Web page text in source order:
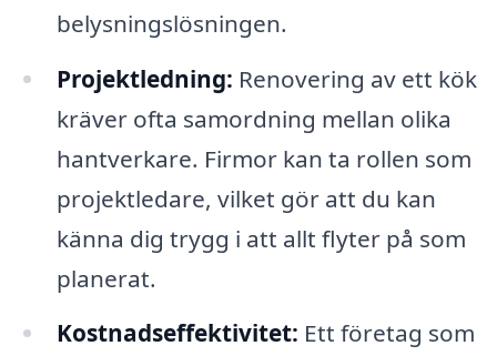
belysningslösningen.
Projektledning: Renovering av ett kök
kräver ofta samordning mellan olika
hantverkare. Firmor kan ta rollen som
projektledare, vilket gör att du kan
känna dig trygg i att allt flyter på som
planerat.
Kostnadseffektivitet: Ett företag som